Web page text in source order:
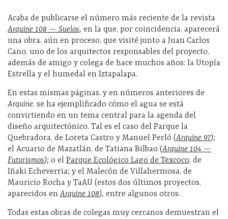
Acaba de publicarse el número más reciente de la revista
Arquine 108 — Suelos, en la que, por coincidencia, aparecerá
una obra, aún en proceso, que visité junto a Juan Carlos
Cano, uno de los arquitectos responsables del proyecto,
además de amigo y colega de hace muchos años: la Utopía
Estrella y el humedal en Iztapalapa.
En estas mismas páginas, y en números anteriores de
Arquine, se ha ejemplificado cómo el agua se está
convirtiendo en un tema central para la agenda del
diseño arquitectónico. Tal es el caso del Parque la
Quebradora, de Loreta Castro y Manuel Perló (Arquine 97);
el Acuario de Mazatlán, de Tatiana Bilbao (Arquine 104 —
Futurismos); o el Parque Ecológico Lago de Texcoco, de
Iñaki Echeverria; y el Malecón de Villahermosa, de
Mauricio Rocha y TaAU (estos dos últimos proyectos,
aparecidos enArquine 108), entre algunos otros.
Todas estas obras de colegas muy cercanos demuestran el